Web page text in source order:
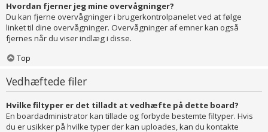
Hvordan fjerner jeg mine overvågninger?
Du kan fjerne overvågninger i brugerkontrolpanelet ved at følge
linket til dine overvågninger. Overvågninger af emner kan også
fjernes når du viser indlæg i disse.
Top
Vedhæftede filer
Hvilke filtyper er det tilladt at vedhæfte på dette board?
En boardadministrator kan tillade og forbyde bestemte filtyper. Hvis
du er usikker på hvilke typer der kan uploades, kan du kontakte